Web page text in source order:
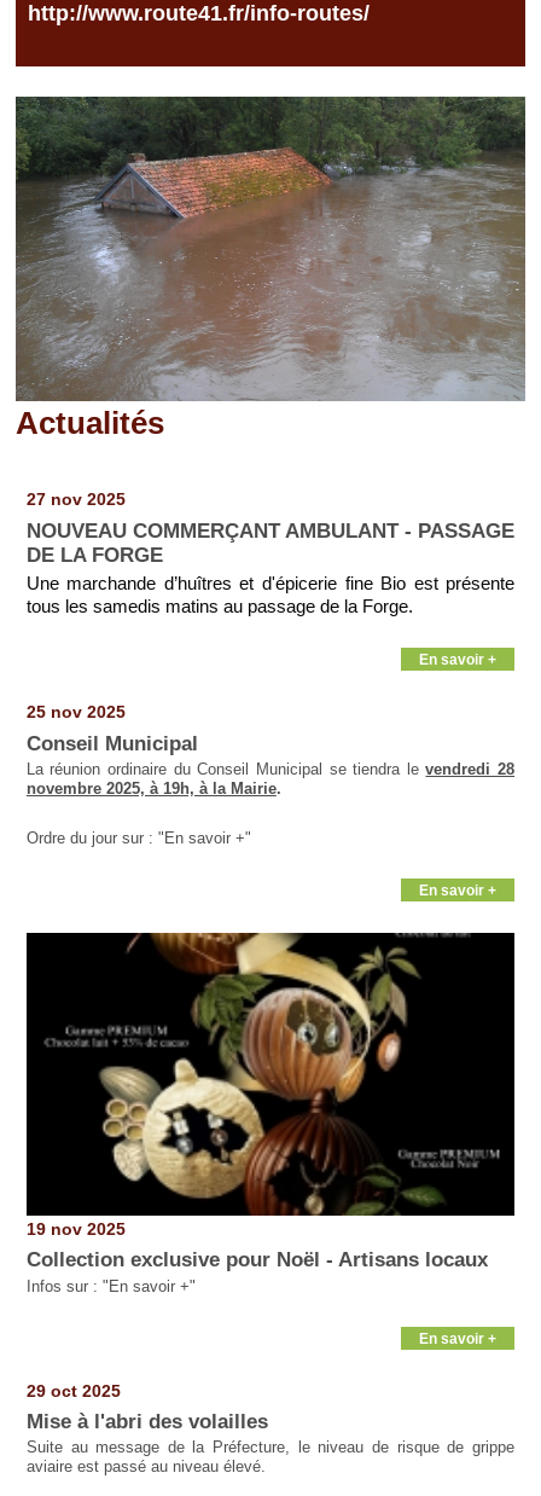
http://www.route41.fr/info-routes/
Actualités
27 nov 2025
NOUVEAU COMMERÇANT AMBULANT - PASSAGE
DE LA FORGE
Une marchande d’huîtres et d'épicerie fine Bio est présente
tous les samedis matins au passage de la Forge.
En savoir +
25 nov 2025
Conseil Municipal
La réunion ordinaire du Conseil Municipal se tiendra levendredi 28
novembre 2025, à 19h, à la Mairie.
Ordre du jour sur : "En savoir +"
En savoir +
19 nov 2025
Collection exclusive pour Noël - Artisans locaux
Infos sur : "En savoir +"
En savoir +
29 oct 2025
Mise à l'abri des volailles
Suite au message de la Préfecture, le niveau de risque de grippe
aviaire est passé au niveau élevé.
Pages